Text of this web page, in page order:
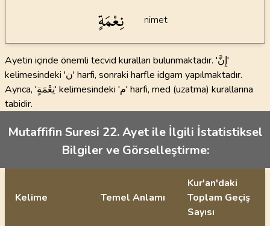
نِعْمَةٍ nimet
Ayetin içinde önemli tecvid kuralları bulunmaktadır. 'إِنَّ'
kelimesindeki 'ن' harfi, sonraki harfle idgam yapılmaktadır.
Ayrıca, 'نِعْمَةٍ' kelimesindeki 'م' harfi, med (uzatma) kurallarına
tabidir.
Mutaffifin Suresi 22. Ayet ile İlgili İstatistiksel
Bilgiler ve Görselleştirme:
Kelime Temel Anlamı
Kur'an'daki
Toplam Geçiş
Sayısı